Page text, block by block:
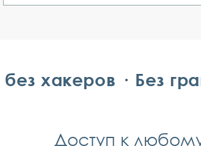
хакеров Без
Доступ к